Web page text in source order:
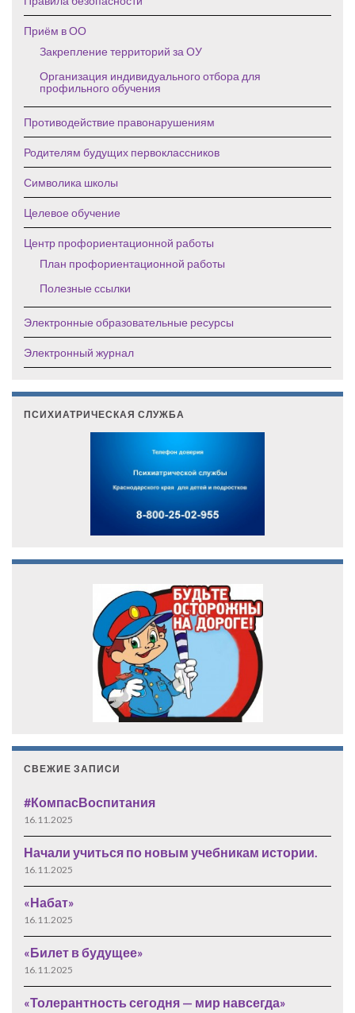
Приём в ОО
Закрепление территорий за ОУ
Организация индивидуального отбора для
профильного обучения
Противодействие правонарушениям
Родителям будущих первоклассников
Символика школы
Целевое обучение
Центр профориентационной работы
План профориентационной работы
Полезные ссылки
Электронные образовательные ресурсы
Электронный журнал
ПСИХИАТРИЧЕСКАЯ СЛУЖБА
СВЕЖИЕ ЗАПИСИ
#КомпасВоспитания
16.11.2025
Начали учиться по новым учебникам истории.
16.11.2025
«Набат»
16.11.2025
«Билет в будущее»
16.11.2025
«Толерантность сегодня — мир навсегда»